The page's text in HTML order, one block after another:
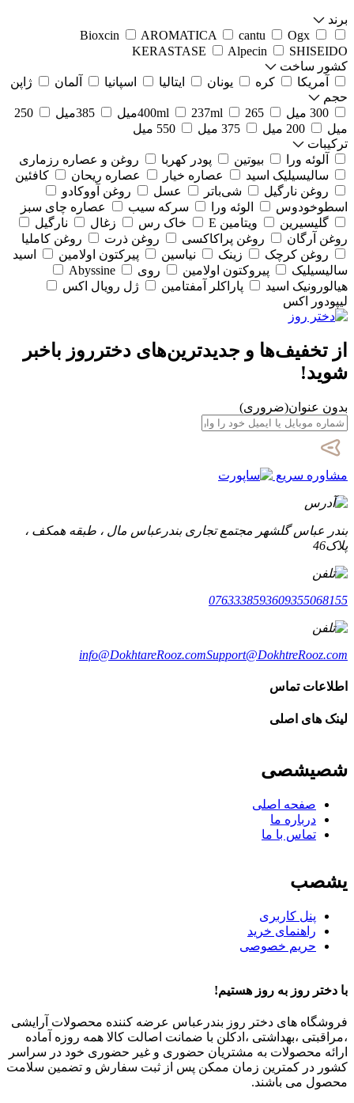
برند
Bioxcin
AROMATICA cantu
Ogx
KERASTASE
Alpecin
SHISEIDO
کشور ساخت
آمریکا
کره یونان ایتالیا اسپانیا آلمان
ژاپن
حجم
300 میل
400ml 237ml 265میل 385میل
250
میل
200 میل 375 میل
550 میل
ترکیبات
آلوئه ورا
بیوتین پودر کهربا
روغن و عصاره رزماری
سالیسیلیک اسید
عصاره خیار عصاره ریحان
کافئین
روغن نارگیل
شی‌باتر عسل
روغن آووکادو
اسطوخودوس
الوئه ورا سرکه سیب
عصاره چای سبز
گلیسیرین
ویتامین E خاک رس زغال
نارگیل
روغن آرگان
روغن پراکاکسی روغن ذرت
روغن کاملیا
روغن کرچک
زینک نیاسین پیرکتون اولامین
اسید
سالیسیلیک
پیروکتون اولامین روی
Abyssine
هیالورونیک اسید
پاراکلر آمفتامین
ژل رویال اکس
لیپودور اکس
از تخفیف‌ها و جدیدترین‌های دخترروز باخبر
شوید!
بدون عنوان(ضروری)
مشاوره سریع
بندر عباس گلشهر مجتمع تجاری بندرعباس مال ، طبقه همکف ،
پلاک46
0763338593609355068155
info@DokhtareRooz.comSupport@DokhtreRooz.com
اطلاعات تماس
لینک های اصلی
شصیشصی
صفحه اصلی
درباره ما
تماس با ما
یشصب
پنل کاربری
راهنمای خرید
حریم خصوصی
با دختر روز به روز هستیم!
فروشگاه های دختر روز بندرعباس عرضه کننده محصولات آرایشی
،مراقبتی ،بهداشتی ،ادکلن با ضمانت اصالت کالا همه روزه آماده
ارائه محصولات به مشتریان حضوری و غیر حضوری خود در سراسر
کشور در کمترین زمان ممکن پس از ثبت سفارش و تضمین سلامت
محصول می باشند.